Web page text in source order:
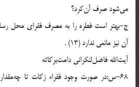
مى‌شود صرف آن‌كرد؟
ج-بهتر است فطره را به مصرف فقراى محل
آن نيز مانعى ندارد (13) .
آيت‌الله فاضل‌لنكرانى دامت‌بركاته
68-س:در صورت وجود فقراء زكات تا